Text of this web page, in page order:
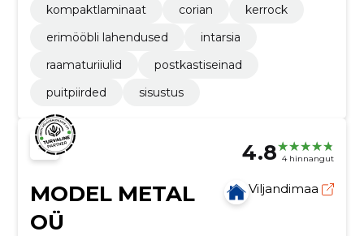
kompaktlaminaat
corian
kerrock
erimööbli lahendused
intarsia
raamaturiiulid
postkastiseinad
puitpiirded
sisustus
4.8 4 hinnangut
MODEL METAL
OÜ
Viljandimaa